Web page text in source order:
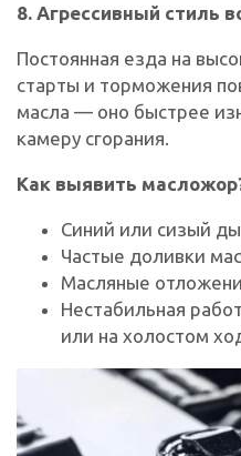
8. Агрессивный стиль
Постоянная езда на
старты и торможения
масла — оно быстрее
камеру сгорания.
Как выявить
Синий или сизый
Частые доливки
Масляные
Нестабильная
или на холостом